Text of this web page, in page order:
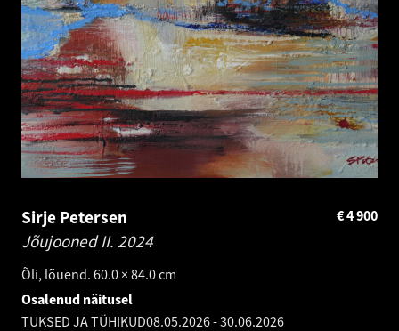
Sirje Petersen
Jõujooned II. 2024
Õli, lõuend. 60.0 × 84.0 cm
4 900
€
Osalenud näitusel
TUKSED JA TÜHIKUD08.05.2026-30.06.2026